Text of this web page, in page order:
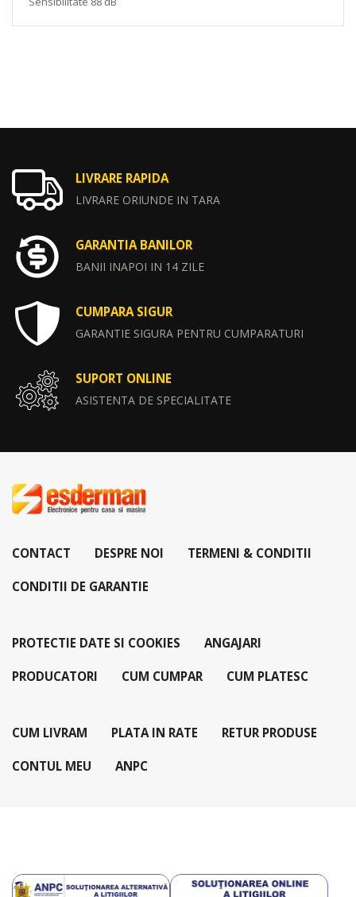
LIVRARE RAPIDA
LIVRARE ORIUNDE IN TARA
GARANTIA BANILOR
BANII INAPOI IN 14 ZILE
CUMPARA SIGUR
GARANTIE SIGURA PENTRU CUMPARATURI
SUPORT ONLINE
ASISTENTA DE SPECIALITATE
CONTACT DESPRE NOI TERMENI & CONDITII
CONDITII DE GARANTIE
PROTECTIE DATE SI COOKIES ANGAJARI
PRODUCATORI CUM CUMPAR CUM PLATESC
CUM LIVRAM PLATA IN RATE RETUR PRODUSE
CONTUL MEU ANPC